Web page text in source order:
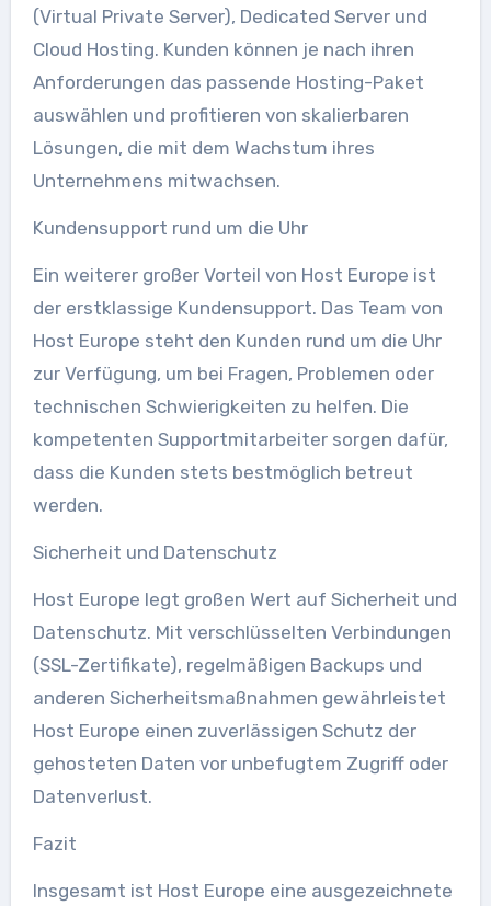
(Virtual Private Server), Dedicated Server und
Cloud Hosting. Kunden können je nach ihren
Anforderungen das passende Hosting-Paket
auswählen und profitieren von skalierbaren
Lösungen, die mit dem Wachstum ihres
Unternehmens mitwachsen.
Kundensupport rund um die Uhr
Ein weiterer großer Vorteil von Host Europe ist
der erstklassige Kundensupport. Das Team von
Host Europe steht den Kunden rund um die Uhr
zur Verfügung, um bei Fragen, Problemen oder
technischen Schwierigkeiten zu helfen. Die
kompetenten Supportmitarbeiter sorgen dafür,
dass die Kunden stets bestmöglich betreut
werden.
Sicherheit und Datenschutz
Host Europe legt großen Wert auf Sicherheit und
Datenschutz. Mit verschlüsselten Verbindungen
(SSL-Zertifikate), regelmäßigen Backups und
anderen Sicherheitsmaßnahmen gewährleistet
Host Europe einen zuverlässigen Schutz der
gehosteten Daten vor unbefugtem Zugriff oder
Datenverlust.
Fazit
Insgesamt ist Host Europe eine ausgezeichnete